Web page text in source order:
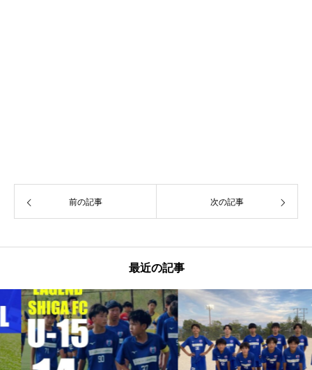
前の記事 次の記事
最近の記事